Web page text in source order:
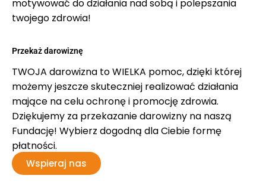
motywować do działania nad sobą i polepszania
twojego zdrowia!
Przekaż darowiznę
TWOJA darowizna to WIELKA pomoc, dzięki której
możemy jeszcze skuteczniej realizować działania
mające na celu ochronę i promocję zdrowia.
Dziękujemy za przekazanie darowizny na naszą
Fundację! Wybierz dogodną dla Ciebie formę
płatności.
Wspieraj nas